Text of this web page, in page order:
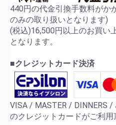
440円の代金引換手数料がか
のみの取り扱いとなります)
(税込)16,500円以上のお買い
となります。
■クレジットカード決済
VISA / MASTER / DINNERS
のクレジットカードがご利用